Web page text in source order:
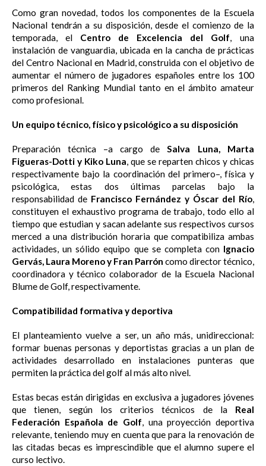
Como gran novedad, todos los componentes de la Escuela
Nacional tendrán a su disposición, desde el comienzo de la
temporada, el Centro de Excelencia del Golf, una
instalación de vanguardia, ubicada en la cancha de prácticas
del Centro Nacional en Madrid, construida con el objetivo de
aumentar el número de jugadores españoles entre los 100
primeros del Ranking Mundial tanto en el ámbito amateur
como profesional.
Un equipo técnico, físico y psicológico a su disposición
Preparación técnica –a cargo de Salva Luna, Marta
Figueras-Dotti y Kiko Luna, que se reparten chicos y chicas
respectivamente bajo la coordinación del primero–, física y
psicológica, estas dos últimas parcelas bajo la
responsabilidad de Francisco Fernández y Óscar del Río,
constituyen el exhaustivo programa de trabajo, todo ello al
tiempo que estudian y sacan adelante sus respectivos cursos
merced a una distribución horaria que compatibiliza ambas
actividades, un sólido equipo que se completa con Ignacio
Gervás, Laura Moreno y Fran Parrón como director técnico,
coordinadora y técnico colaborador de la Escuela Nacional
Blume de Golf, respectivamente.
Compatibilidad formativa y deportiva
El planteamiento vuelve a ser, un año más, unidireccional:
formar buenas personas y deportistas gracias a un plan de
actividades desarrollado en instalaciones punteras que
permiten la práctica del golf al más alto nivel.
Estas becas están dirigidas en exclusiva a jugadores jóvenes
que tienen, según los criterios técnicos de la Real
Federación Española de Golf, una proyección deportiva
relevante, teniendo muy en cuenta que para la renovación de
las citadas becas es imprescindible que el alumno supere el
curso lectivo.